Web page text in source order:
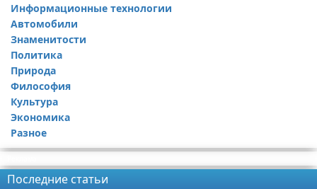
Информационные технологии
Автомобили
Знаменитости
Политика
Природа
Философия
Культура
Экономика
Разное
Последние статьи